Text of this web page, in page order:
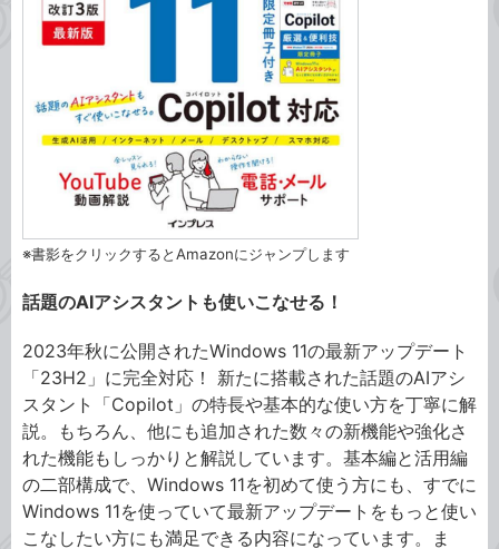
※書影をクリックするとAmazonにジャンプします
話題のAIアシスタントも使いこなせる！
2023年秋に公開されたWindows 11の最新アップデート
「23H2」に完全対応！ 新たに搭載された話題のAIアシ
スタント「Copilot」の特長や基本的な使い方を丁寧に解
説。もちろん、他にも追加された数々の新機能や強化さ
れた機能もしっかりと解説しています。基本編と活用編
の二部構成で、Windows 11を初めて使う方にも、すでに
Windows 11を使っていて最新アップデートをもっと使い
こなしたい方にも満足できる内容になっています。ま